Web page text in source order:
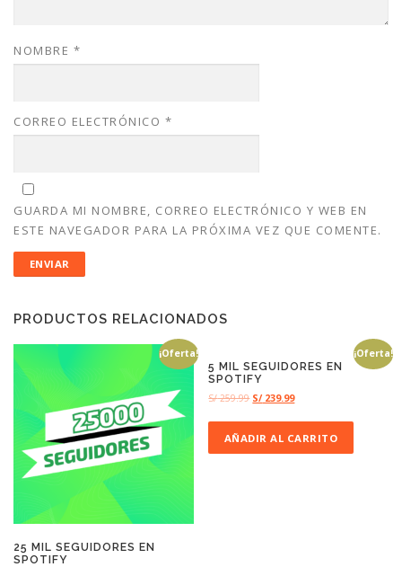
NOMBRE *
CORREO ELECTRÓNICO *
GUARDA MI NOMBRE, CORREO ELECTRÓNICO Y WEB EN
ESTE NAVEGADOR PARA LA PRÓXIMA VEZ QUE COMENTE.
PRODUCTOS RELACIONADOS
¡Oferta!
25 MIL SEGUIDORES EN
SPOTIFY
¡Oferta!
5 MIL SEGUIDORES EN
SPOTIFY
S/259.99 S/239.99
AÑADIR AL CARRITO